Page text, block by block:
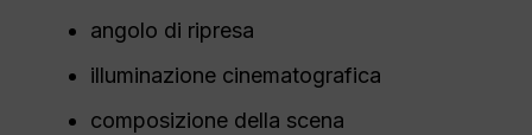
angolo di ripresa
illuminazione cinematografica
composizione della scena